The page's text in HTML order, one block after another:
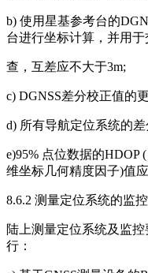
b) 使用星基参考台的
台进行坐标计算，并用于
查，互差应不大于3m;
c) DGNSS差分校正值的
d) 所有导航定位系统的
e)95% 点位数据的HDOP
维坐标几何精度因子)值应
8.6.2 测量定位系统的监控
陆上测量定位系统及监
行：